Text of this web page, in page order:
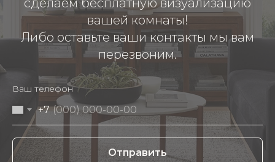
сделаем бесплатную визуализацию
вашей комнаты!
Либо оставьте ваши контакты мы вам
перезвоним.
Ваш телефон
+7
Отправить